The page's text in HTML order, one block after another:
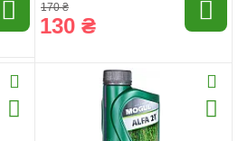
170 ₴
130 ₴